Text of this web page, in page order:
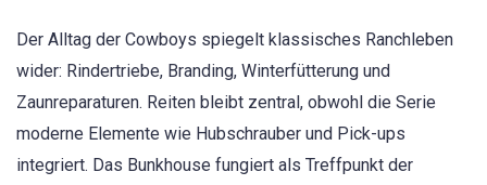
Der Alltag der Cowboys spiegelt klassisches Ranchleben
wider: Rindertriebe, Branding, Winterfütterung und
Zaunreparaturen. Reiten bleibt zentral, obwohl die Serie
moderne Elemente wie Hubschrauber und Pick-ups
integriert. Das Bunkhouse fungiert als Treffpunkt der